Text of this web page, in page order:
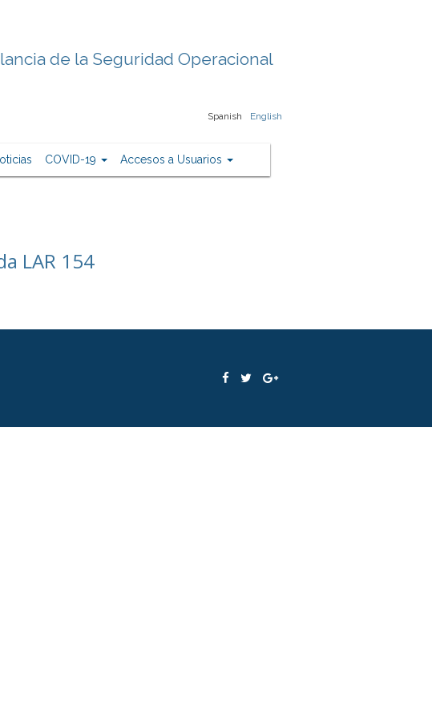
de la Seguridad Operacional
Spanish English
COVID-19 Accesos a Usuarios
LAR 154